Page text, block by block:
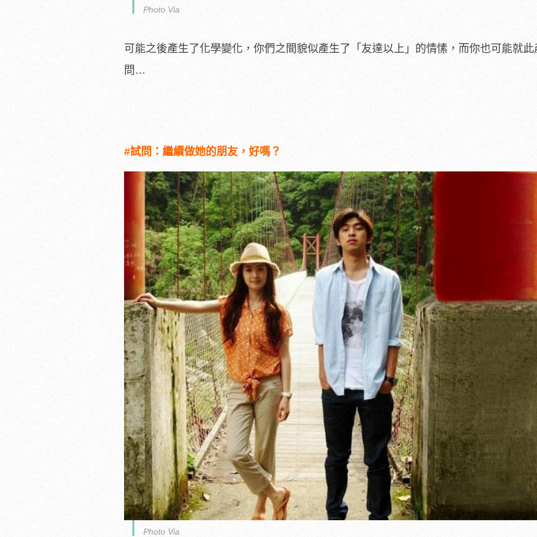
Photo Via
可能之後產生了化學變化，你們之間貌似產生了「友達以上」的情愫，而你也可能就此
問…
#試問：繼續做她的朋友，好嗎？
Photo Via